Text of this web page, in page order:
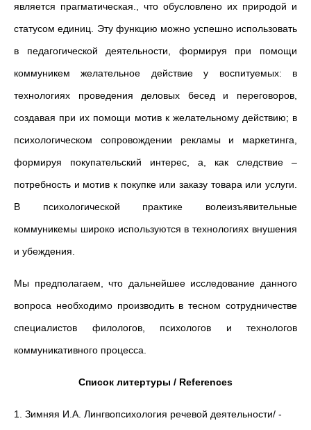
является прагматическая., что обусловлено их природой и
статусом единиц. Эту функцию можно успешно использовать
в педагогической деятельности, формируя при помощи
коммуникем желательное действие у воспитуемых: в
технологиях проведения деловых бесед и переговоров,
создавая при их помощи мотив к желательному действию; в
психологическом сопровождении рекламы и маркетинга,
формируя покупательский интерес, а, как следствие –
потребность и мотив к покупке или заказу товара или услуги.
В психологической практике волеизъявительные
коммуникемы широко используются в технологиях внушения
и убеждения.
Мы предполагаем, что дальнейшее исследование данного
вопроса необходимо производить в тесном сотрудничестве
специалистов филологов, психологов и технологов
коммуникативного процесса.
Список литертуры / References
1​. Зимняя И.А. Лингвопсихология речевой деятельности/ -